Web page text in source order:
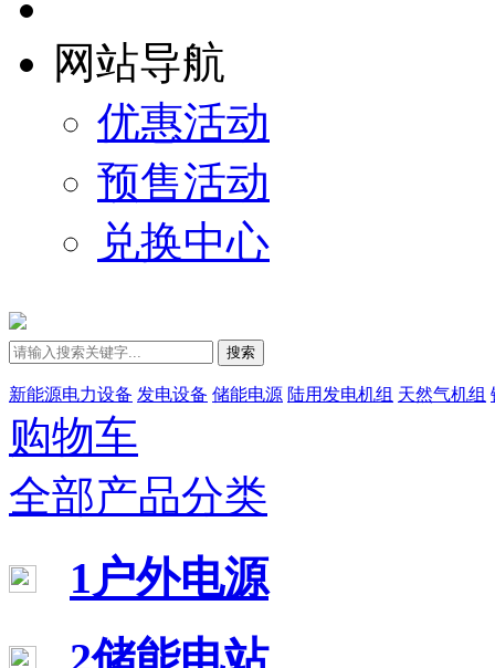
网站导航
优惠活动
预售活动
兑换中心
搜索
新能源电力设备 发电设备 储能电源 陆用发电机组 天然气机组
购物车
全部产品分类
1户外电源